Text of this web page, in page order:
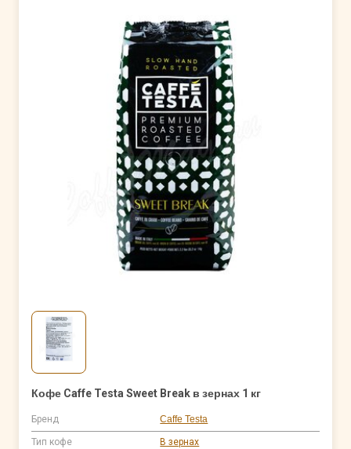
Кофе Caffe Testa Sweet Break в зернах 1 кг
Бренд Caffe Testa
Тип кофе В зернах